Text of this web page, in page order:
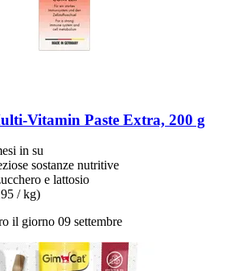
​Vitamin Paste Extra, 200 g
in su
sostanze nutritive
e lattosio
/ kg)
il giorno 09 settembre